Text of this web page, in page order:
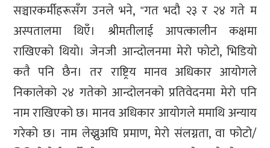
सञ्चारकर्मीहरूसँग उनले भने, "गत भदौ २३ र २४ गते म
अस्पतालमा थिएँ। श्रीमतीलाई आपत्कालीन कक्षमा
राखिएको थियो। जेनजी आन्दोलनमा मेरो फोटो, भिडियो
कतै पनि छैन। तर राष्ट्रिय मानव अधिकार आयोगले
निकालेको २४ गतेको आन्दोलनको प्रतिवेदनमा मेरो पनि
नाम राखिएको छ। मानव अधिकार आयोगले ममाथि अन्याय
गरेको छ। नाम लेख्नुअघि प्रमाण, मेरो संलग्नता, वा फोटो/